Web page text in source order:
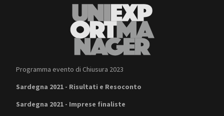
Programma evento di Chiusura 2023
Sardegna 2021 - Risultati e Resoconto
Sardegna 2021 - Imprese finaliste